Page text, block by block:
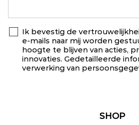
Ik bevestig de
e-mails naar mij worden
hoogte te blijven van acties,
innovaties. Gedetailleerde
verwerking van
SHOP